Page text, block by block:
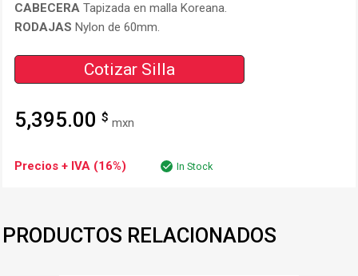
CABECERA Tapizada en malla Koreana.
RODAJAS Nylon de 60mm.
Cotizar Silla
5,395.00 $ mxn
Precios + IVA (16%) In Stock
PRODUCTOS RELACIONADOS